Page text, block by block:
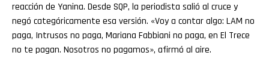
reacción de Yanina. Desde SQP, la periodista salió al cruce y
negó categóricamente esa versión. «Voy a contar algo: LAM no
paga, Intrusos no paga, Mariana Fabbiani no paga, en El Trece
no te pagan. Nosotros no pagamos», afirmó al aire.